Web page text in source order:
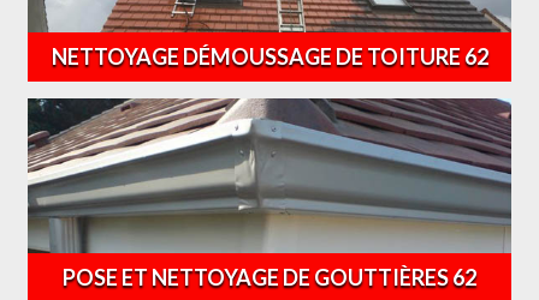
NETTOYAGE DÉMOUSSAGE DE TOITURE 62
POSE ET NETTOYAGE DE GOUTTIÈRES 62